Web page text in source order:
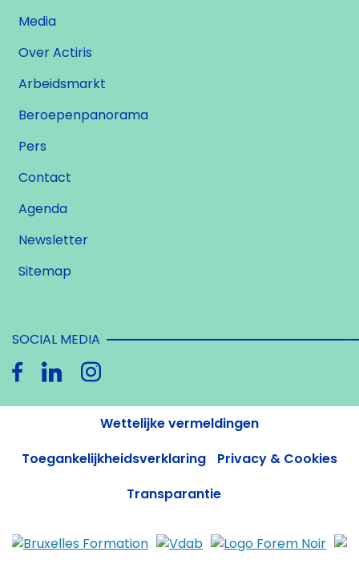
Media
Over Actiris
Arbeidsmarkt
Beroepenpanorama
Pers
Contact
Agenda
Newsletter
Sitemap
SOCIAL MEDIA
Wettelijke vermeldingen
Toegankelijkheidsverklaring
Privacy & Cookies
Transparantie